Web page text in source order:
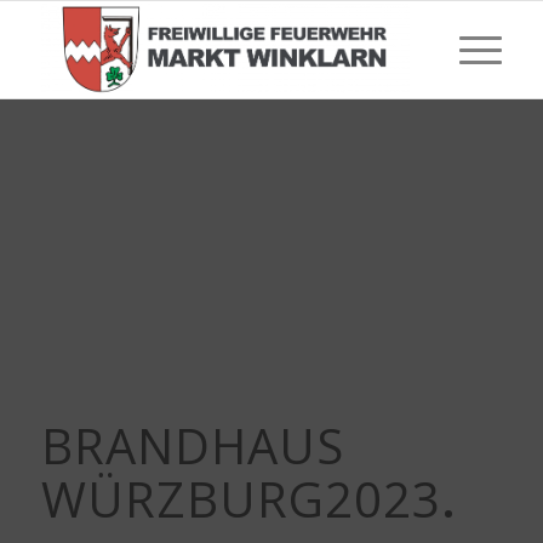
BRANDHAUS
WÜRZBURG2023.